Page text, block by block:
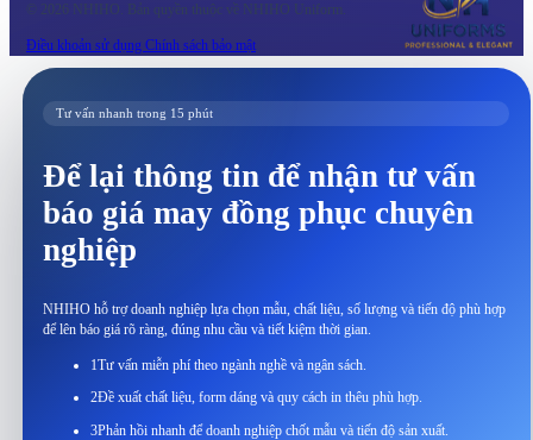
© 2026 NHIHO. Bản quyền thuộc về NHIHO Uniform.
Điều khoản sử dụng Chính sách bảo mật
Tư vấn nhanh trong 15 phút
Để lại thông tin để nhận tư vấn
báo giá may đồng phục chuyên
nghiệp
NHIHO hỗ trợ doanh nghiệp lựa chọn mẫu, chất liệu, số lượng và tiến độ phù hợp
để lên báo giá rõ ràng, đúng nhu cầu và tiết kiệm thời gian.
1Tư vấn miễn phí theo ngành nghề và ngân sách.
2Đề xuất chất liệu, form dáng và quy cách in thêu phù hợp.
3Phản hồi nhanh để doanh nghiệp chốt mẫu và tiến độ sản xuất.